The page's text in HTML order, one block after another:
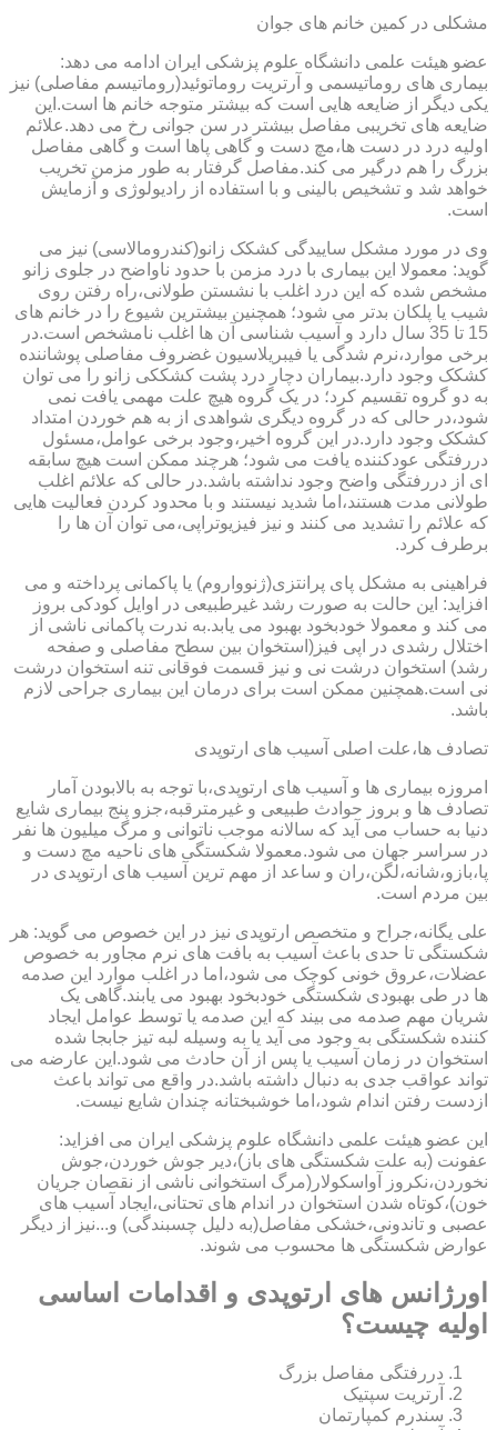
مشکلی در کمین خانم های جوان
عضو هیئت علمی دانشگاه علوم پزشکی ایران ادامه می دهد:
بیماری های روماتیسمی و آرتریت روماتوئید(روماتیسم مفاصلی) نیز
یکی دیگر از ضایعه هایی است که بیشتر متوجه خانم ها است.این
ضایعه های تخریبی مفاصل بیشتر در سن جوانی رخ می دهد.علائم
اولیه درد در دست ها،مچ دست و گاهی پاها است و گاهی مفاصل
بزرگ را هم درگیر می کند.مفاصل گرفتار به طور مزمن تخریب
خواهد شد و تشخیص بالینی و با استفاده از رادیولوژی و آزمایش
است.
وی در مورد مشکل ساییدگی کشکک زانو(کندرومالاسی) نیز می
گوید: معمولا این بیماری با درد مزمن با حدود ناواضح در جلوی زانو
مشخص شده که این درد اغلب با نشستن طولانی،راه رفتن روی
شیب یا پلکان بدتر می شود؛ همچنین بیشترین شیوع را در خانم های
15 تا 35 سال دارد و آسیب شناسی آن ها اغلب نامشخص است.در
برخی موارد،نرم شدگی یا فیبریلاسیون غضروف مفاصلی پوشاننده
کشکک وجود دارد.بیماران دچار درد پشت کشککی زانو را می توان
به دو گروه تقسیم کرد؛ در یک گروه هیچ علت مهمی یافت نمی
شود،در حالی که در گروه دیگری شواهدی از به هم خوردن امتداد
کشکک وجود دارد.در این گروه اخیر،وجود برخی عوامل،مسئول
دررفتگی عودکننده یافت می شود؛ هرچند ممکن است هیچ سابقه
ای از دررفتگی واضح وجود نداشته باشد.در حالی که علائم اغلب
طولانی مدت هستند،اما شدید نیستند و با محدود کردن فعالیت هایی
که علائم را تشدید می کنند و نیز فیزیوتراپی،می توان آن ها را
برطرف کرد.
فراهینی به مشکل پای پرانتزی(ژنوواروم) یا پاکمانی پرداخته و می
افزاید: این حالت به صورت رشد غیرطبیعی در اوایل کودکی بروز
می کند و معمولا خودبخود بهبود می یابد.به ندرت پاکمانی ناشی از
اختلال رشدی در اپی فیز(استخوان بین سطح مفاصلی و صفحه
رشد) استخوان درشت نی و نیز قسمت فوقانی تنه استخوان درشت
نی است.همچنین ممکن است برای درمان این بیماری جراحی لازم
باشد.
تصادف ها،علت اصلی آسیب های ارتوپدی
امروزه بیماری ها و آسیب های ارتوپدی،با توجه به بالابودن آمار
تصادف ها و بروز حوادث طبیعی و غیرمترقبه،جزو پنج بیماری شایع
دنیا به حساب می آید که سالانه موجب ناتوانی و مرگ میلیون ها نفر
در سراسر جهان می شود.معمولا شکستگی های ناحیه مچ دست و
پا،بازو،شانه،لگن،ران و ساعد از مهم ترین آسیب های ارتوپدی در
بین مردم است.
علی یگانه،جراح و متخصص ارتوپدی نیز در این خصوص می گوید: هر
شکستگی تا حدی باعث آسیب به بافت های نرم مجاور به خصوص
عضلات،عروق خونی کوچک می شود،اما در اغلب موارد این صدمه
ها در طی بهبودی شکستگی خودبخود بهبود می یابند.گاهی یک
شریان مهم صدمه می بیند که این صدمه یا توسط عوامل ایجاد
کننده شکستگی به وجود می آید یا به وسیله لبه تیز جابجا شده
استخوان در زمان آسیب یا پس از آن حادث می شود.این عارضه می
تواند عواقب جدی به دنبال داشته باشد.در واقع می تواند باعث
ازدست رفتن اندام شود،اما خوشبختانه چندان شایع نیست.
این عضو هیئت علمی دانشگاه علوم پزشکی ایران می افزاید:
عفونت (به علت شکستگی های باز)،دیر جوش خوردن،جوش
نخوردن،نکروز آواسکولار(مرگ استخوانی ناشی از نقصان جریان
خون)،کوتاه شدن استخوان در اندام های تحتانی،ایجاد آسیب های
عصبی و تاندونی،خشکی مفاصل(به دلیل چسبندگی) و...نیز از دیگر
عوارض شکستگی ها محسوب می شوند.
اورژانس های ارتوپدی و اقدامات اساسی
اولیه چیست؟
دررفتگی مفاصل بزرگ
آرتریت سپتیک
سندرم کمپارتمان